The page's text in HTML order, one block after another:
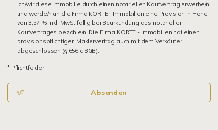
ich/wir diese Immobilie durch einen notariellen Kaufvertrag erwerbe/n,
und werde/n an die Firma KORTE - Immobilien eine Provision in Höhe
von 3,57 % inkl. MwSt fällig bei Beurkundung des notariellen
Kaufvertrages bezahle/n. Die Firma KORTE - Immobilien hat einen
provisionspflichtigen Maklervertrag auch mit dem Verkäufer
abgeschlossen (§ 656 c BGB).
* Pflichtfelder
Absenden